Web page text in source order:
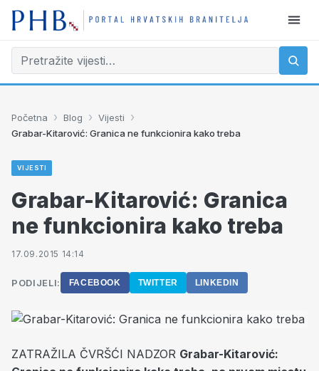
Početna › Blog › Vijesti ›
Grabar-Kitarović: Granica ne funkcionira kako treba
VIJESTI
Grabar-Kitarović: Granica
ne funkcionira kako treba
17.09.2015 14:14
PODIJELI: FACEBOOK TWITTER LINKEDIN
ZATRAŽILA ČVRŠĆI NADZOR Grabar-Kitarović: